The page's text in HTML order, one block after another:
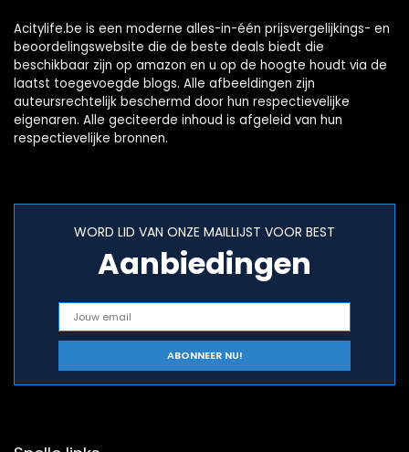
Acitylife.be is een moderne alles-in-één prijsvergelijkings- en
beoordelingswebsite die de beste deals biedt die
beschikbaar zijn op amazon en u op de hoogte houdt via de
laatst toegevoegde blogs. Alle afbeeldingen zijn
auteursrechtelijk beschermd door hun respectievelijke
eigenaren. Alle geciteerde inhoud is afgeleid van hun
respectievelijke bronnen.
WORD LID VAN ONZE MAILLIJST VOOR BEST
Aanbiedingen